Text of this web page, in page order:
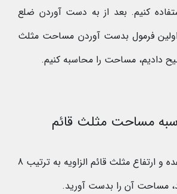
کنیم. بعد از به دست آوردن ضلع
اولین فرمول بدست آوردن مساحت مثلث
دادیم، مساحت را محاسبه کنیم.
مساحت مثلث قائم
اگر طول قاعده و ارتفاع مثلث قائم الزاویه به ترتیب 8